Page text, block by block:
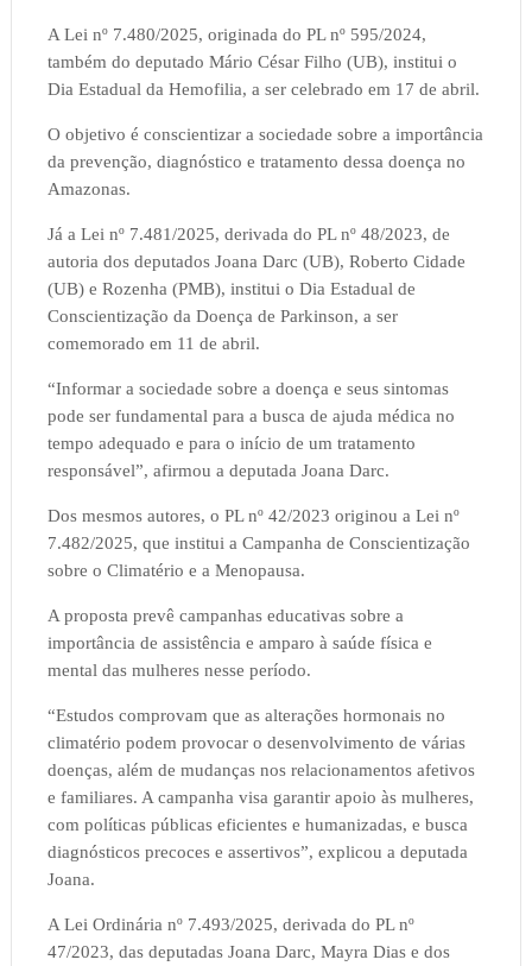
A Lei nº 7.480/2025, originada do PL nº 595/2024,
também do deputado Mário César Filho (UB), institui o
Dia Estadual da Hemofilia, a ser celebrado em 17 de abril.
O objetivo é conscientizar a sociedade sobre a importância
da prevenção, diagnóstico e tratamento dessa doença no
Amazonas.
Já a Lei nº 7.481/2025, derivada do PL nº 48/2023, de
autoria dos deputados Joana Darc (UB), Roberto Cidade
(UB) e Rozenha (PMB), institui o Dia Estadual de
Conscientização da Doença de Parkinson, a ser
comemorado em 11 de abril.
“Informar a sociedade sobre a doença e seus sintomas
pode ser fundamental para a busca de ajuda médica no
tempo adequado e para o início de um tratamento
responsável”, afirmou a deputada Joana Darc.
Dos mesmos autores, o PL nº 42/2023 originou a Lei nº
7.482/2025, que institui a Campanha de Conscientização
sobre o Climatério e a Menopausa.
A proposta prevê campanhas educativas sobre a
importância de assistência e amparo à saúde física e
mental das mulheres nesse período.
“Estudos comprovam que as alterações hormonais no
climatério podem provocar o desenvolvimento de várias
doenças, além de mudanças nos relacionamentos afetivos
e familiares. A campanha visa garantir apoio às mulheres,
com políticas públicas eficientes e humanizadas, e busca
diagnósticos precoces e assertivos”, explicou a deputada
Joana.
A Lei Ordinária nº 7.493/2025, derivada do PL nº
47/2023, das deputadas Joana Darc, Mayra Dias e dos